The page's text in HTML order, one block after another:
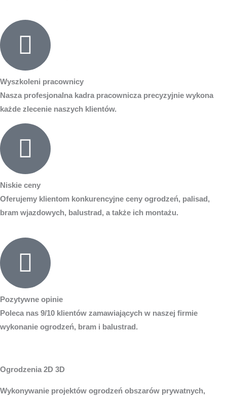
Wyszkoleni pracownicy
Nasza profesjonalna kadra pracownicza precyzyjnie wykona
każde zlecenie naszych klientów.
Niskie ceny
Oferujemy klientom konkurencyjne ceny ogrodzeń, palisad,
bram wjazdowych, balustrad, a także ich montażu.
Pozytywne opinie
Poleca nas 9/10 klientów zamawiających w naszej firmie
wykonanie ogrodzeń, bram i balustrad.
Ogrodzenia 2D 3D
Wykonywanie projektów ogrodzeń obszarów prywatnych,